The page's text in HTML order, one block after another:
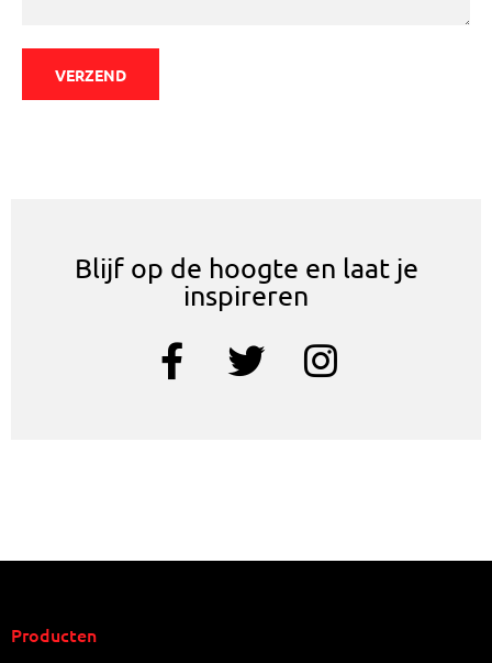
VERZEND
Blijf op de hoogte en laat je
inspireren
Producten